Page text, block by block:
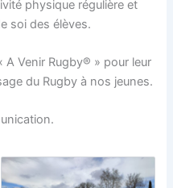
physique régulière et
soi des élèves.
A Venir Rugby® » pour leur
du Rugby à nos jeunes.